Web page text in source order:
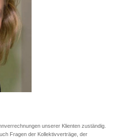
unserer Klienten zuständig.
Fragen der Kollektivverträge, der